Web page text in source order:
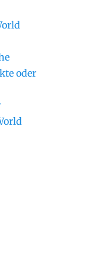
oder